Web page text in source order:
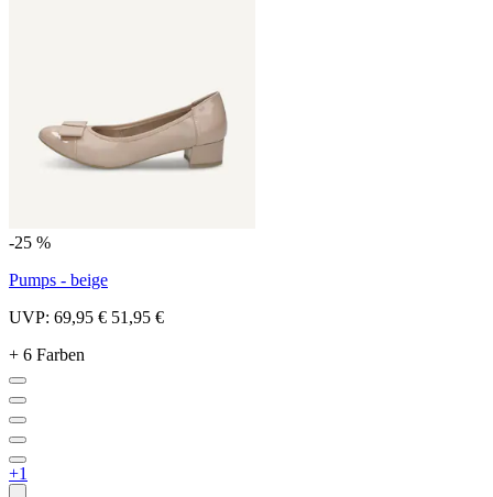
-25 %
Pumps - beige
UVP: 69,95 € 51,95 €
+ 6 Farben
+1